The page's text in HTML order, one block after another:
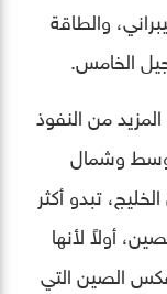
والطاقة
الخامس.
من النفوذ
وشمال
تبدو أكثر
أولاً لأنها
الصين التي